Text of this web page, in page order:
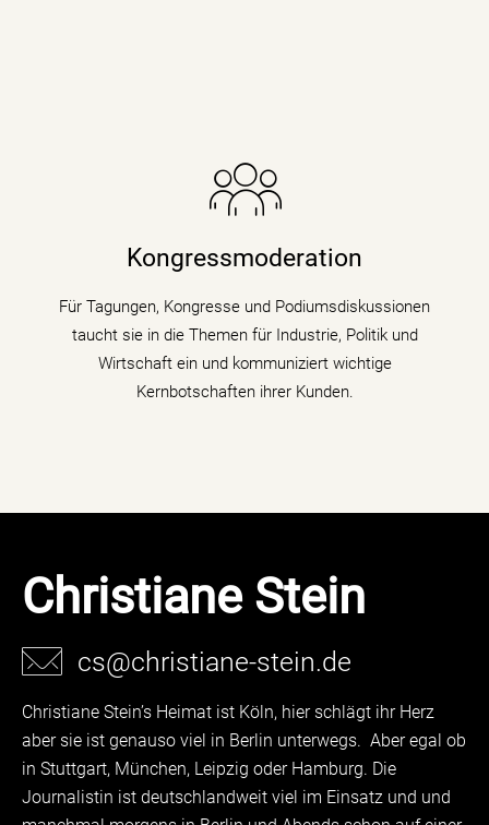
Kongressmoderation
Für Tagungen, Kongresse und Podiumsdiskussionen
taucht sie in die Themen für Industrie, Politik und
Wirtschaft ein und kommuniziert wichtige
Kernbotschaften ihrer Kunden.
Die Nachrichenjournalistin eröffnet Vorständen,
Ministern und Wirtschaftsgrößen die Bühne auf
Kongressen und Fachtagungen und füllt
Podiumsdiskussionen und Talks mit Kompetenz,
Charme und Lebendigkeit.
mehr erfahren
Christiane Stein
cs@christiane-stein.de
Christiane Stein’s Heimat ist Köln, hier schlägt ihr Herz
aber sie ist genauso viel in Berlin unterwegs. Aber egal ob
in Stuttgart, München, Leipzig oder Hamburg. Die
Journalistin ist deutschlandweit viel im Einsatz und und